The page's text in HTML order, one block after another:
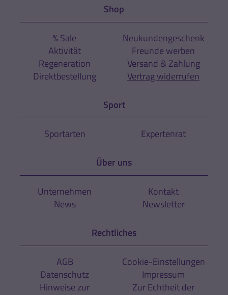
Shop
% Sale
Aktivität
Regeneration
Direktbestellung
Neukundengeschenk
Freunde werben
Versand & Zahlung
Vertrag widerrufen
Sport
Sportarten Expertenrat
Über uns
Unternehmen
News
Kontakt
Newsletter
Rechtliches
AGB
Datenschutz
Hinweise zur
Cookie-Einstellungen
Impressum
Zur Echtheit der